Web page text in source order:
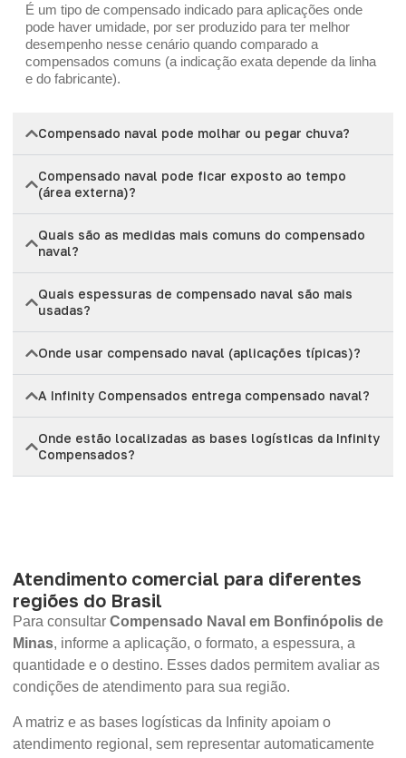
É um tipo de compensado indicado para aplicações onde
pode haver umidade, por ser produzido para ter melhor
desempenho nesse cenário quando comparado a
compensados comuns (a indicação exata depende da linha
e do fabricante).
Compensado naval pode molhar ou pegar chuva?
Compensado naval pode ficar exposto ao tempo
(área externa)?
Quais são as medidas mais comuns do compensado
naval?
Quais espessuras de compensado naval são mais
usadas?
Onde usar compensado naval (aplicações típicas)?
A Infinity Compensados entrega compensado naval?
Onde estão localizadas as bases logísticas da Infinity
Compensados?
Atendimento comercial para diferentes
regiões do Brasil
Para consultar Compensado Naval em Bonfinópolis de
Minas, informe a aplicação, o formato, a espessura, a
quantidade e o destino. Esses dados permitem avaliar as
condições de atendimento para sua região.
A matriz e as bases logísticas da Infinity apoiam o
atendimento regional, sem representar automaticamente